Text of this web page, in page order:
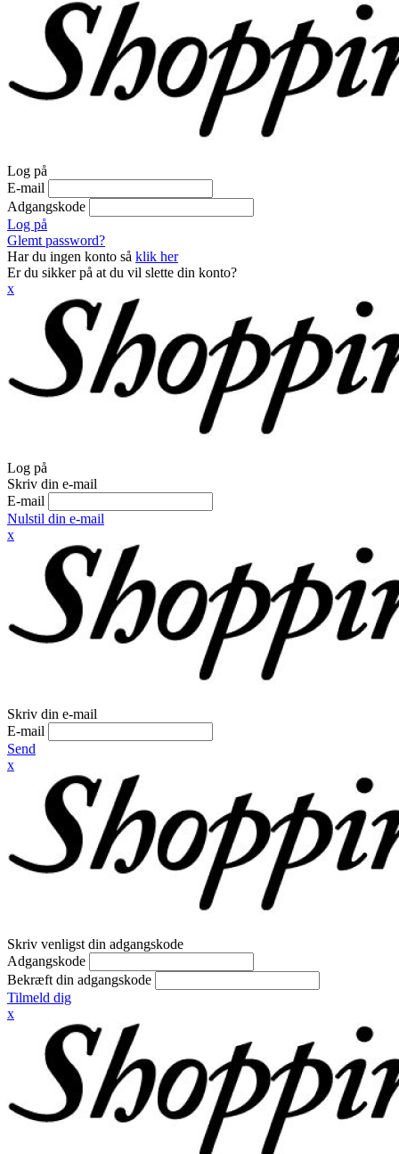
Log på
E-mail
Adgangskode
Log på
Glemt password?
Har du ingen konto så klik her
Er du sikker på at du vil slette din konto?
x
Log på
Skriv din e-mail
E-mail
Nulstil din e-mail
x
Skriv din e-mail
E-mail
Send
x
Skriv venligst din adgangskode
Adgangskode
Bekræft din adgangskode
Tilmeld dig
x